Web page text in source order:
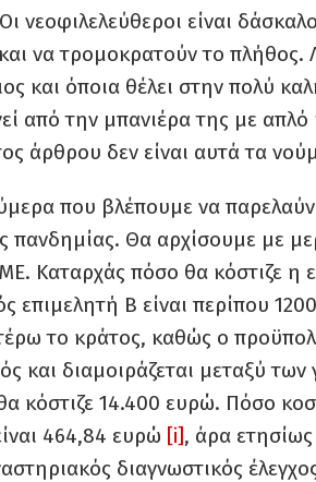
νεοφιλελεύθεροι είναι
να τρομοκρατούν το πλήθος.
και όποια θέλει στην πολύ
από την μπανιέρα της με απλό
άρθρου δεν είναι αυτά τα
που βλέπουμε να
πανδημίας. Θα αρχίσουμε με
Καταρχάς πόσο θα κόστιζε η
επιμελητή Β είναι περίπου
το κράτος, καθώς ο
και διαμοιράζεται μεταξύ
κόστιζε 14.400 ευρώ. Πόσο
464,84 ευρώ [i], άρα ετησίως
διαγνωστικός